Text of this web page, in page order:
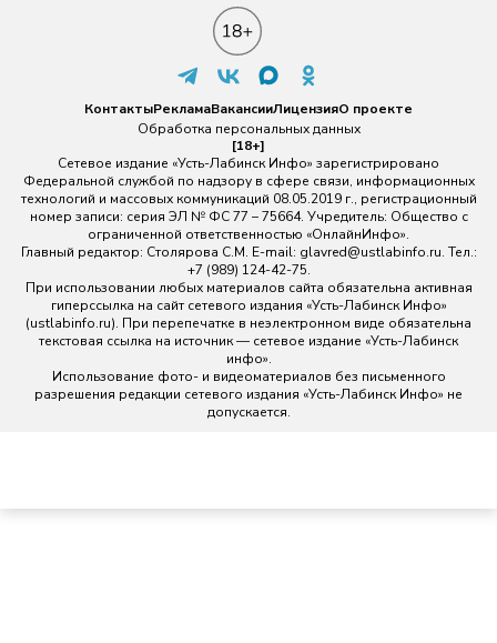
КонтактыРекламаВакансииЛицензияО проекте
Обработка персональных данных
[18+]
Сетевое издание «Усть-Лабинск Инфо» зарегистрировано
Федеральной службой по надзору в сфере связи, информационных
технологий и массовых коммуникаций 08.05.2019 г., регистрационный
номер записи: серия ЭЛ № ФС 77 – 75664. Учредитель: Общество с
ограниченной ответственностью «ОнлайнИнфо».
Главный редактор: Столярова С.М. E-mail: glavred@ustlabinfo.ru. Тел.:
+7 (989) 124-42-75.
При использовании любых материалов сайта обязательна активная
гиперссылка на сайт сетевого издания «Усть-Лабинск Инфо»
(ustlabinfo.ru). При перепечатке в неэлектронном виде обязательна
текстовая ссылка на источник — сетевое издание «Усть-Лабинск
инфо».
Использование фото- и видеоматериалов без письменного
разрешения редакции сетевого издания «Усть-Лабинск Инфо» не
допускается.